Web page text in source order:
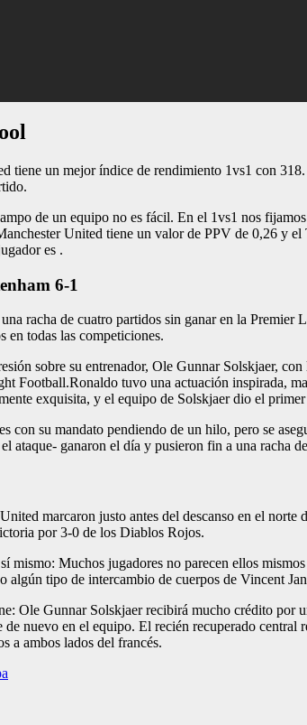
tiene un mejor índice de rendimiento 1vs1 con
de un equipo no es fácil. En el 1vs1 nos
United tiene un valor de PPV de 0,26 y
es .
6-1
racha de cuatro partidos sin ganar en la Premier
en todas las competiciones.
sobre su entrenador, Ole Gunnar Solskjaer,
Football.Ronaldo tuvo una actuación inspirada,
exquisita, y el equipo de Solskjaer dio el
con su mandato pendiendo de un hilo, pero se
ataque- ganaron el día y pusieron fin a una racha
marcaron justo antes del descanso en el
por 3-0 de los Diablos Rojos.
mismo: Muchos jugadores no parecen ellos
algún tipo de intercambio de cuerpos de Vincent
Ole Gunnar Solskjaer recibirá mucho crédito
de nuevo en el equipo. El recién recuperado
a ambos lados del francés.